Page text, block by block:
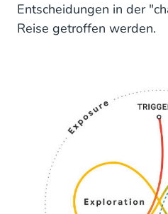
Entscheidungen in der
Reise getroffen werden.